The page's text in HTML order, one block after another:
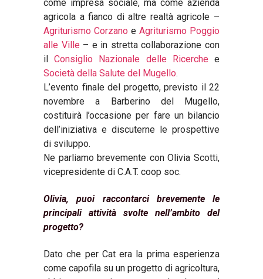
come impresa sociale, ma come azienda
agricola a fianco di altre realtà agricole –
Agriturismo Corzano e Agriturismo Poggio
alle Ville – e in stretta collaborazione con
ilConsiglio Nazionale delle Ricerchee
Società della Salute del Mugello.
L’evento finale del progetto, previsto il 22
novembre a Barberino del Mugello,
costituirà l’occasione per fare un bilancio
dell’iniziativa e discuterne le prospettive
di sviluppo.
Ne parliamo brevemente con Olivia Scotti,
vicepresidente di C.A.T. coop soc.
Olivia, puoi raccontarci brevemente le
principali attività svolte nell’ambito del
progetto?
Dato che per Cat era la prima esperienza
come capofila su un progetto di agricoltura,